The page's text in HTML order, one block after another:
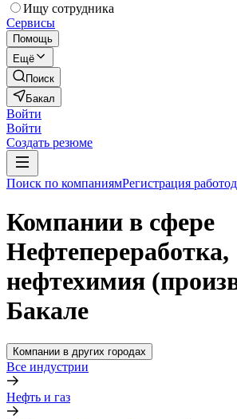
Ищу сотрудника
Сервисы
Помощь
Ещё
Поиск
Бакал
Войти
Войти
Создать резюме
Поиск по компаниямРегистрация
Компании в сфере
Нефтепереработка,
нефтехимия
Бакале
Компании в других городах
Все индустрии
Нефть и газ